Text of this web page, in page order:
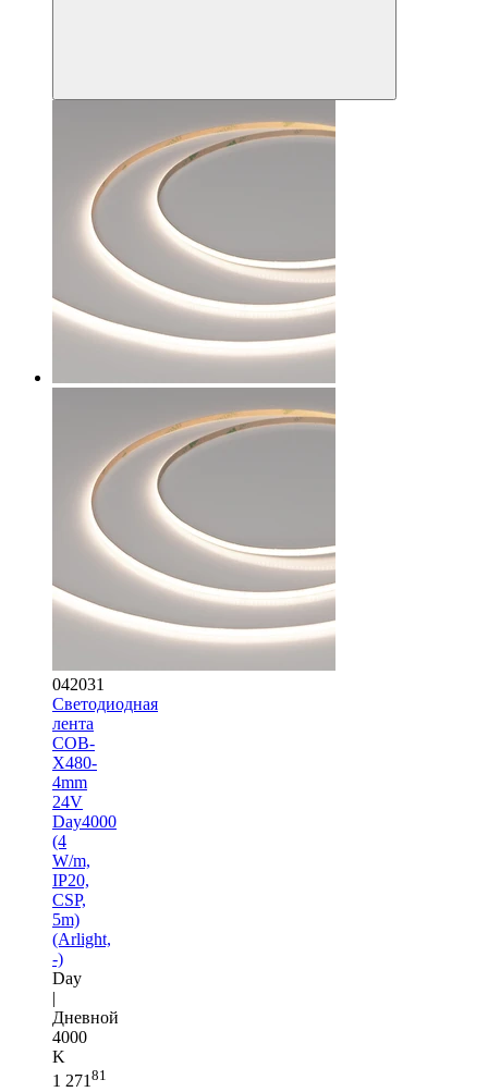
042031
Светодиодная
лента
COB-
X480-
4mm
24V
Day4000
(4
W/m,
IP20,
CSP,
5m)
(Arlight,
-)
Day
|
Дневной
4000
K
1 271 81